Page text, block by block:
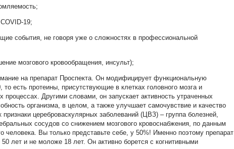
19;
события, не говоря уже о сложностях в профессиональной
мозгового кровообращения, инсульт);
на препарат Проспекта. Он модифицирует функциональную
то есть протеины, присутствующие в клетках головного мозга и
Другими словами, он запускает активность утраченных
организма, в целом, а также улучшает самочувствие и качество
цереброваскулярных заболеваний (ЦВЗ) – группа болезней,
сосудов со снижением мозгового кровоснабжения, по данным
человека. Вы только представьте себе, у 50%! Именно поэтому препарат
лет и не моложе 18 лет. Он активно борется с когнитивными